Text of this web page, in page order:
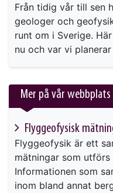
Från tidig vår till sen
geologer och
runt om i Sverige.
nu och var vi
Mer på vår webbplats
Flyggeofysisk
Flyggeofysik är ett
mätningar som
Informationen som
inom bland annat